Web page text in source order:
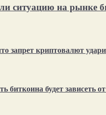
ситуацию на рынке
запрет криптовалют
биткоина будет зависеть